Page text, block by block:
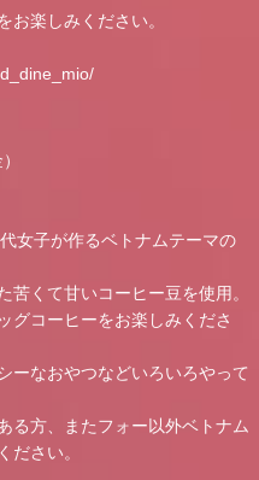
お楽しみください。
女子が作るベトナムテーマの
くて甘いコーヒー豆を使用。
グコーヒーをお楽しみくださ
ーなおやつなどいろいろやって
る方、またフォー以外ベトナム
ださい。